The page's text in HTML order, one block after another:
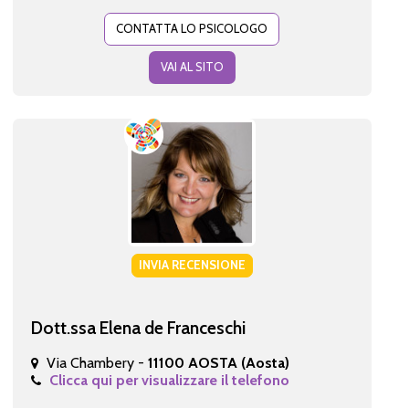
CONTATTA LO PSICOLOGO
VAI AL SITO
INVIA RECENSIONE
Dott.ssa Elena de Franceschi
Via Chambery - 11100 AOSTA (Aosta)
Clicca qui per visualizzare il telefono